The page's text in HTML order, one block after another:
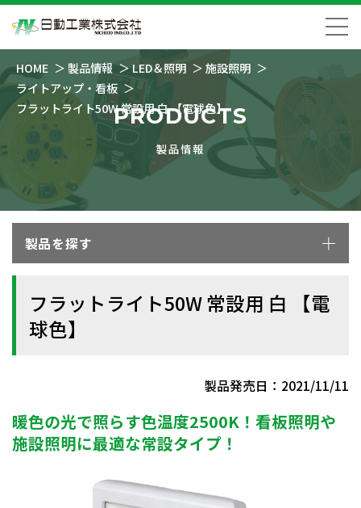
HOME 製品情報 LED＆照明
施設照明
ライトアップ・看板
フラットライト50W 常設用 白 【電球色】
PRODUCTS
製品情報
製品を探す
フラットライト50W 常設用 白 【電
球色】
製品発売日：2021/11/11
暖色の光で照らす色温度2500K！看板照明や
施設照明に最適な常設タイプ！